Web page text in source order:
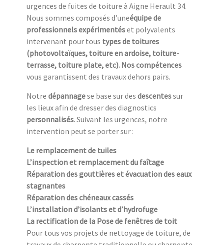
urgences de fuites de toiture à Aigne Herault 34.
Nous sommes composés d’uneéquipe de
professionnels expérimentéset polyvalents
intervenant pour tous types de toitures
(photovoltaïques, toiture en ardoise, toiture-
terrasse, toiture plate, etc). Nos compétences
vous garantissent des travaux dehors pairs.
Notre dépannagese base sur des descentessur
les lieux afin de dresser des diagnostics
personnalisés. Suivant les urgences, notre
intervention peut se porter sur :
Le remplacement de tuiles
L’inspection et remplacement du faîtage
Réparation des gouttières et évacuation des eaux
stagnantes
Réparation des chéneaux cassés
L’installation d’isolants et d’hydrofuge
La rectification de la Pose de fenêtres de toit
Pour tous vos projets de nettoyage de toiture, de